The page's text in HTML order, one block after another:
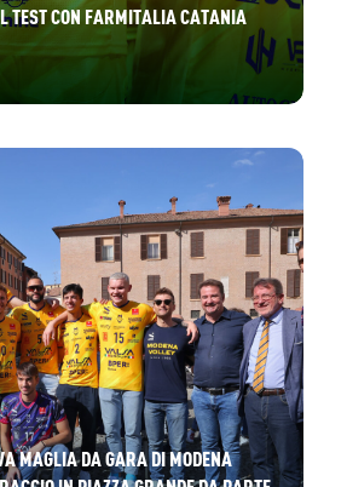
TEST CON FARMITALIA CATANIA
MAGLIA DA GARA DI MODENA